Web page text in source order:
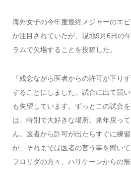
海外女子の今年度最終メジャーのエ
か注目されていたが、現地9月6日の
ラムで欠場することを投稿した。
「残念ながら医者からの許可が下り
することにしました。試合に出て競
も失望しています。ずっとこの試合
は、特別で大好きな場所。来年戻っ
ん。医者から許可が出たらすぐに練
が、それまでは医者の言う事を聞いて
フロリダの方々、ハリケーンからの無